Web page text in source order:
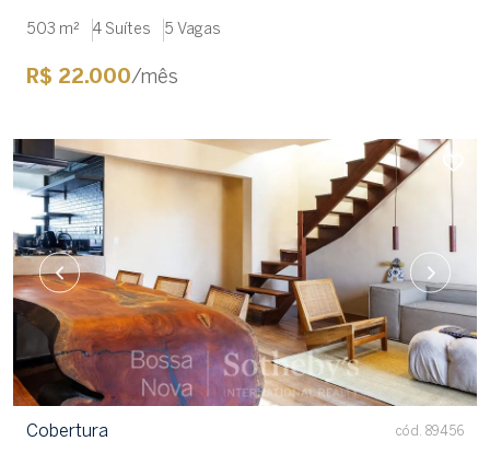
503 m² 4 Suítes 5 Vagas
R$ 22.000/mês
Cobertura cód. 89456